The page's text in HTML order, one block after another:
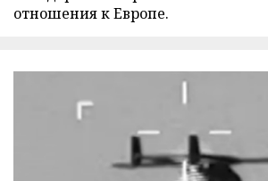
отношения к Европе.